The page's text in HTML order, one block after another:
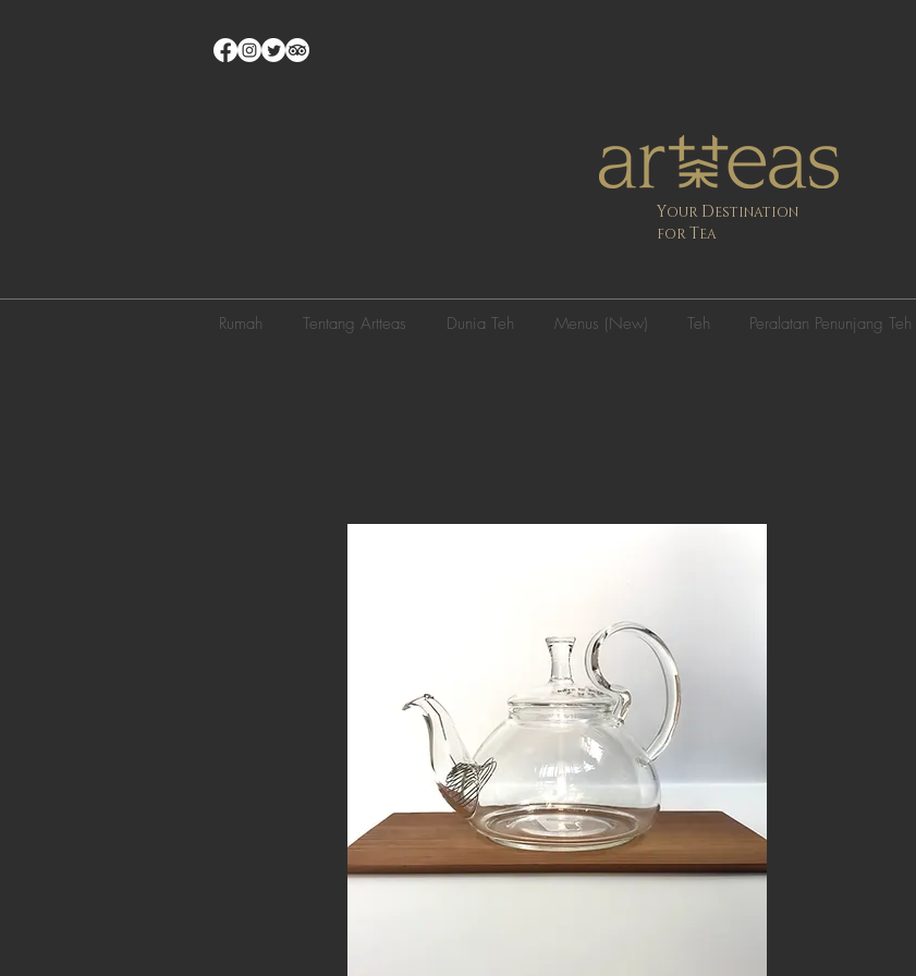
YOUR DESTINATION
FORTEA
Rumah Tentang Artteas Dunia Teh Menus (New) Teh Peralatan Penunjang Teh